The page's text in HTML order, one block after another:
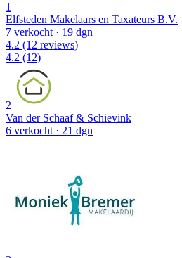
1
Elfsteden Makelaars en Taxateurs B.V.
7 verkocht · 19 dgn
4.2 (12 reviews)
4.2 (12)
2
Van der Schaaf & Schievink
6 verkocht · 21 dgn